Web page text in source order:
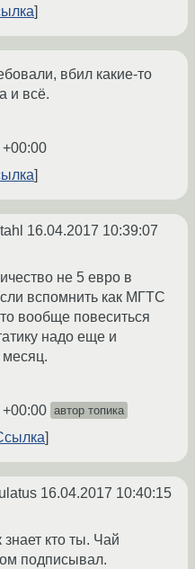
вбил какие-то
и всё.
16.04.2017 10:39:07
не 5 евро в
вспомнить как МГТС
вообще повеситься
надо еще и
месяц.
автор топика
16.04.2017 10:40:15
кто ты. Чай
подписывал.